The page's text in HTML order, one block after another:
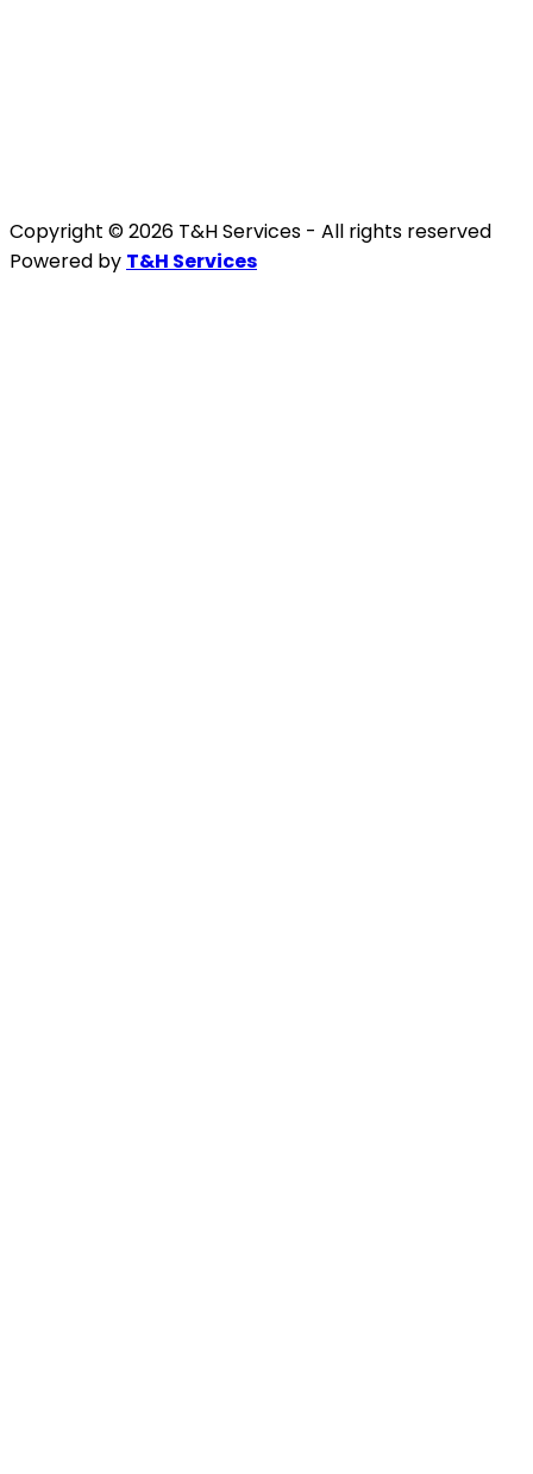
Copyright © 2026 T&H Services - All rights reserved
Powered by T&H Services